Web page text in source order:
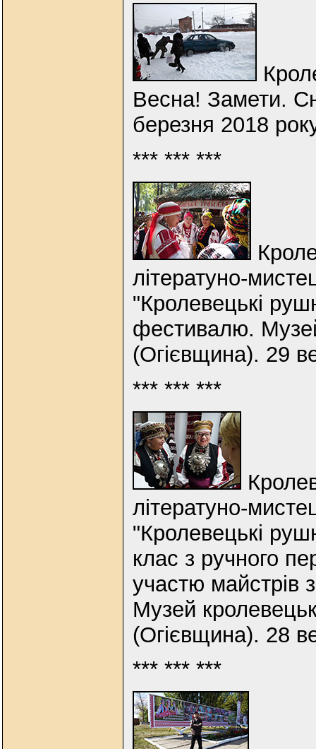
Весна! Замети.
березня 2018
*** *** ***
літератуно-
"Кролевецькі
фестивалю.
(Огієвщина). 29
*** *** ***
літератуно-
"Кролевецькі
клас з ручного
участю майстрів
Музей
(Огієвщина). 28
*** *** ***